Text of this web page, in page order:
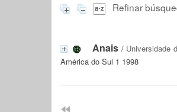
Refinar
Anais / Universidade
América do Sul 1 1998